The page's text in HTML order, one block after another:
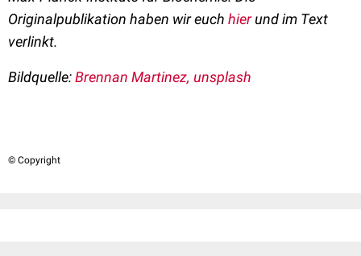
Originalpublikation haben wir euch hierund im Text
verlinkt.
Bildquelle:Brennan Martinez, unsplash
© Copyright